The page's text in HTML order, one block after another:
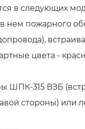
в следующих
нем пожарного
цвета -
ШПК-315 ВЗБ
стороны) или